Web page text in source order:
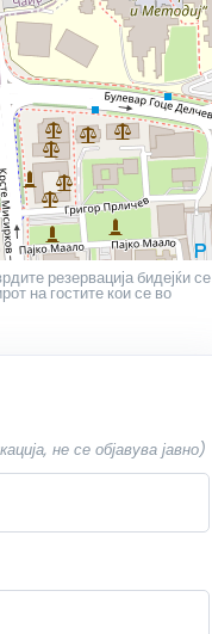
резервација бидејќи се
на гостите кои се во
не се објавува јавно)